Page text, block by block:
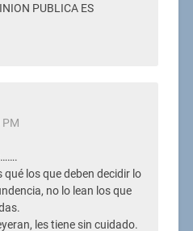
PUBLICA ES
qué los que deben decidir lo
no lo lean los que
les tiene sin cuidado.